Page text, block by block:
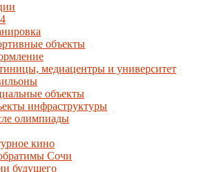
объекты
медиацентры и университет
объекты
инфраструктуры
олимпиады
кино
Сочи
будущего